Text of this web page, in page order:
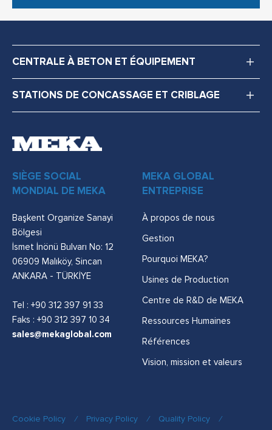
CENTRALE À BETON ET ÉQUIPEMENT
STATIONS DE CONCASSAGE ET CRIBLAGE
SIÈGE SOCIAL
MONDIAL DE MEKA
Başkent Organize Sanayi
Bölgesi
İsmet İnönü Bulvarı No: 12
06909 Malıköy, Sincan
ANKARA - TÜRKİYE
Tel : +90 312 397 91 33
Faks : +90 312 397 10 34
sales@mekaglobal.com
MEKA GLOBAL
ENTREPRISE
À propos de nous
Gestion
Pourquoi MEKA?
Usines de Production
Centre de R&D de MEKA
Ressources Humaines
Références
Vision, mission et valeurs
Cookie Policy / Privacy Policy / Quality Policy
/